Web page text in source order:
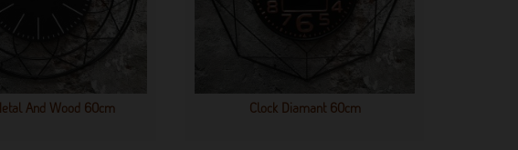
And Wood 60cm Clock Diamant 60cm